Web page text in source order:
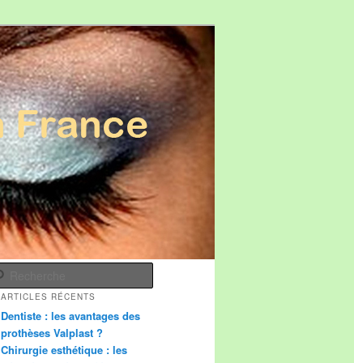
ARTICLES RÉCENTS
Dentiste : les avantages des
prothèses Valplast ?
Chirurgie esthétique : les